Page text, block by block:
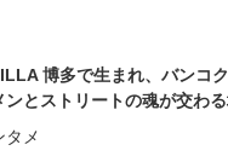
博多で生まれ、バンコ
ンとストリートの魂が交わ
タメ